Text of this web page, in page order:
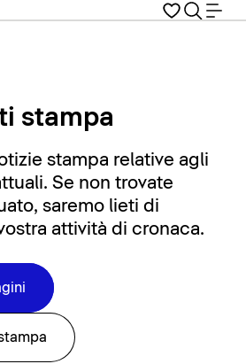
stampa
stampa relative agli
Se non trovate
saremo lieti di
attività di cronaca.